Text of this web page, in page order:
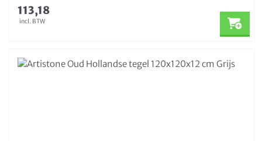
113,18
incl. BTW